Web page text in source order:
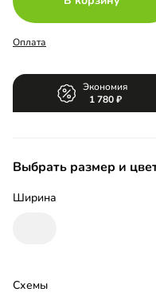
Оплата
Экономия
1 780
Выбрать размер и
Ширина
Схемы